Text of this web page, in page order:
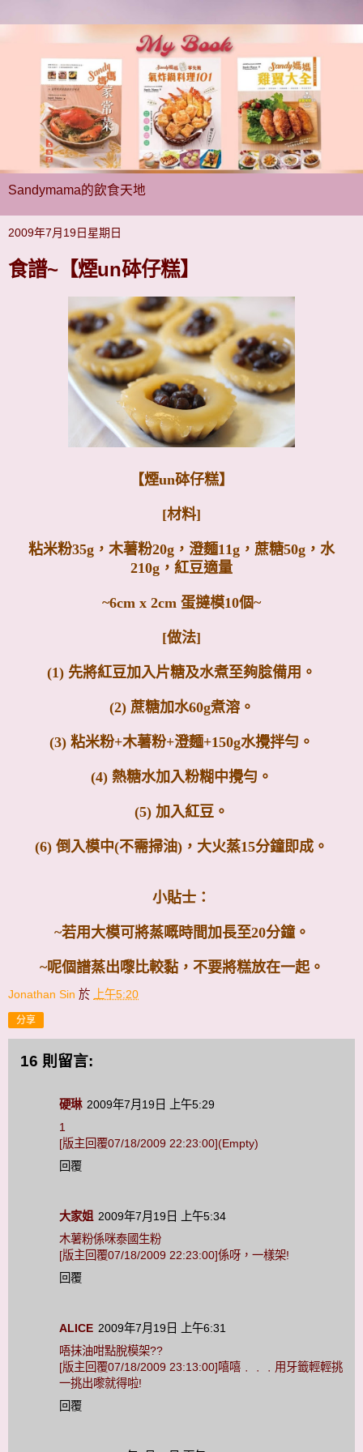
Sandymama的飲食天地
2009年7月19日星期日
食譜~【煙un砵仔糕】
【煙un砵仔糕】
[材料]
粘米粉35g，木薯粉20g，澄麵11g，蔗糖50g，水
210g，紅豆適量
~6cm x 2cm 蛋撻模10個~
[做法]
(1) 先將紅豆加入片糖及水煮至夠腍備用。
(2) 蔗糖加水60g煮溶。
(3) 粘米粉+木薯粉+澄麵+150g水攪拌勻。
(4) 熱糖水加入粉糊中攪勻。
(5) 加入紅豆。
(6) 倒入模中(不需掃油)，大火蒸15分鐘即成。
小貼士：
~若用大模可將蒸嘅時間加長至20分鐘。
~呢個譜蒸出嚟比較黏，不要將糕放在一起。
Jonathan Sin 於 上午5:20
分享
16 則留言:
硬琳 2009年7月19日 上午5:29
1
[版主回覆07/18/2009 22:23:00](Empty)
回覆
大家姐 2009年7月19日 上午5:34
木薯粉係咪泰國生粉
[版主回覆07/18/2009 22:23:00]係呀，一樣架!
回覆
ALICE 2009年7月19日 上午6:31
唔抹油咁點脫模架??
[版主回覆07/18/2009 23:13:00]嘻嘻﹒﹒﹒用牙籤輕輕挑
一挑出嚟就得啦!
回覆